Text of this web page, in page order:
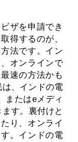
ザを申請でき
得するのが、
法です。イン
オンラインで
速の方法かも
、インドの電
またはeメディ
す。裏付けと
り、オンライ
。インドの電